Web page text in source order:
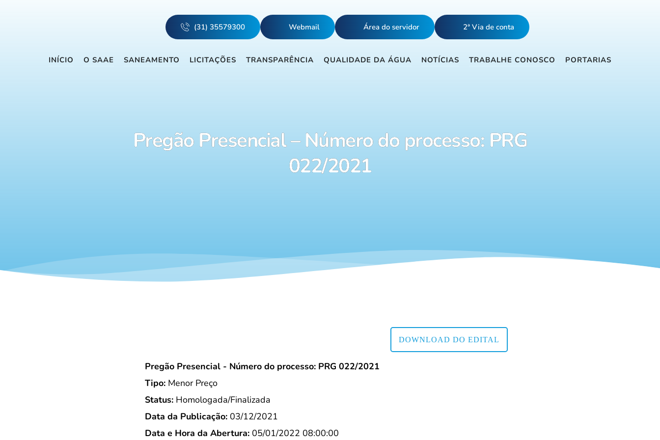
(31) 35579300 Webmail Área do servidor 2ª Via de conta
INÍCIO O SAAE SANEAMENTO LICITAÇÕES TRANSPARÊNCIA QUALIDADE DA ÁGUA NOTÍCIAS TRABALHE CONOSCO PORTARIAS
Pregão Presencial – Número do processo: PRG
022/2021
DOWNLOAD DO EDITAL
Pregão Presencial - Número do processo: PRG 022/2021
Tipo: Menor Preço
Status: Homologada/Finalizada
Data da Publicação: 03/12/2021
Data e Hora da Abertura: 05/01/2022 08:00:00